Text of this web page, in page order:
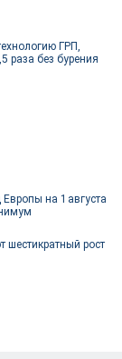
ГРП,
раза без бурения
на 1 августа
шестикратный рост